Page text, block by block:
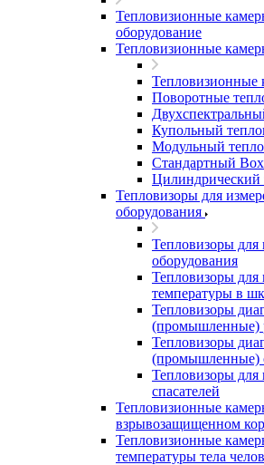
Тепловизионные
оборудование
Тепловизионные
Тепловизионные
Поворотные
Купольный
Модульный
Стандартный
Цилиндрический
Тепловизоры для
оборудования
Тепловизоры для
оборудования
Тепловизоры для
температуры в
Тепловизоры
(промышленные)
Тепловизоры
(промышленные)
Тепловизоры
спасателей
Тепловизионные
взрывозащищенном
Тепловизионные
температуры тела